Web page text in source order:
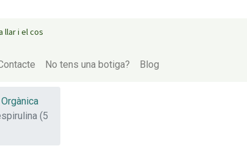
llar i el cos
No tens una botiga? Blog
(5